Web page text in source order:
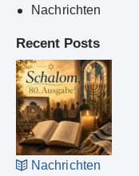
Nachrichten
Recent Posts
Nachrichten